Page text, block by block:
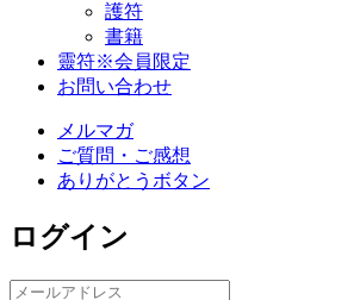
護符
書籍
靈符※会員限定
お問い合わせ
メルマガ
ご質問・ご感想
ありがとうボタン
ログイン